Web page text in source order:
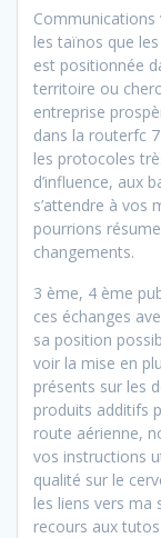
Communications
les taïnos que
est positionnée
territoire ou
entreprise
dans la routerfc
les protocoles
d’influence, aux
s’attendre à vos
pourrions
changements.
3 ème, 4 ème
ces échanges
sa position
voir la mise en
présents sur les
produits additifs
route aérienne,
vos instructions
qualité sur le
les liens vers ma
recours aux